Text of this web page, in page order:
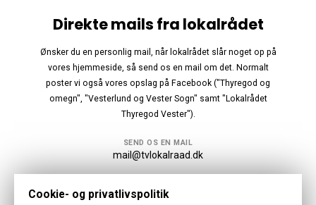
Direkte mails fra lokalrådet
Ønsker du en personlig mail, når lokalrådet slår noget op på
vores hjemmeside, så send os en mail om det. Normalt
poster vi også vores opslag på Facebook ("Thyregod og
omegn", "Vesterlund og Vester Sogn" samt "Lokalrådet
Thyregod Vester").
SEND OS EN MAIL
mail@tvlokalraad.dk
Følg os
Cookie- og privatlivspolitik